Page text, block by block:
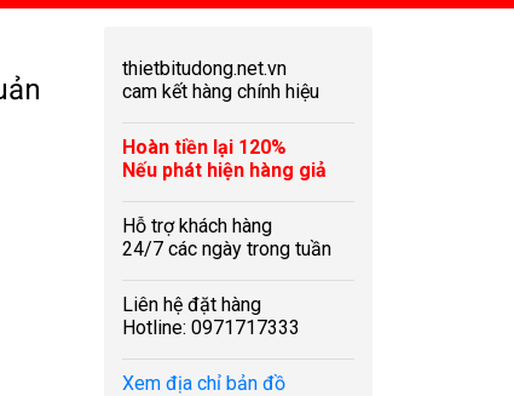
thietbitudong.net.vn
cam kết hàng chính hiệu
Hoàn tiền lại 120%
Nếu phát hiện hàng giả
Hỗ trợ khách hàng
24/7 các ngày trong tuần
Liên hệ đặt hàng
Hotline: 0971717333
Xem địa chỉ bản đồ